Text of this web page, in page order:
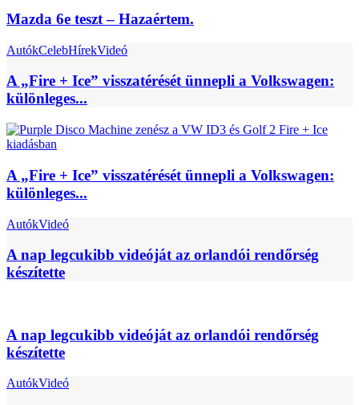
Mazda 6e teszt – Hazaértem.
AutókCelebHírekVideó
A „Fire + Ice” visszatérését ünnepli a Volkswagen:
különleges...
A „Fire + Ice” visszatérését ünnepli a Volkswagen:
különleges...
AutókVideó
A nap legcukibb videóját az orlandói rendőrség
készítette
A nap legcukibb videóját az orlandói rendőrség
készítette
AutókVideó